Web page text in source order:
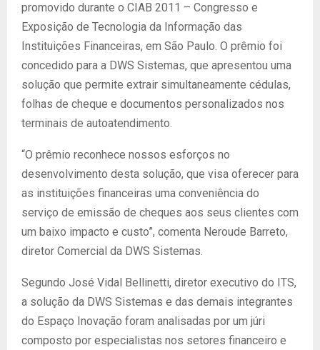
promovido durante o CIAB 2011 – Congresso e
Exposição de Tecnologia da Informação das
Instituições Financeiras, em São Paulo. O prêmio foi
concedido para a DWS Sistemas, que apresentou uma
solução que permite extrair simultaneamente cédulas,
folhas de cheque e documentos personalizados nos
terminais de autoatendimento.
“O prêmio reconhece nossos esforços no
desenvolvimento desta solução, que visa oferecer para
as instituições financeiras uma conveniência do
serviço de emissão de cheques aos seus clientes com
um baixo impacto e custo”, comenta Neroude Barreto,
diretor Comercial da DWS Sistemas.
Segundo José Vidal Bellinetti, diretor executivo do ITS,
a solução da DWS Sistemas e das demais integrantes
do Espaço Inovação foram analisadas por um júri
composto por especialistas nos setores financeiro e